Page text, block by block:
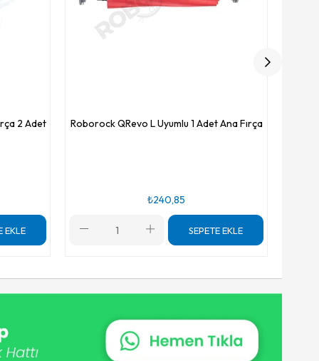
2 Adet
EKLE
Roborock QRevo L Uyumlu 1 Adet Ana Fırça
₺240,85
SEPETE EKLE